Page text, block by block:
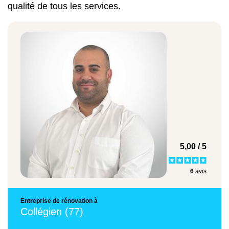
Réparation de la toiture d'un chalet
Démolition de murs porteurs
logement. Nous réalisons aussi, selon vos besoins,
de menuiserie,
d'installation de système de chauffage…
Il en est de même pour les travaux de finition
(peinture, carrelage, pose de revêtement au mur et
au sol, ravalement de façade…). Ces derniers sont
réalisés avec soin, de manière à correspondre avec
vos goûts et vos attentes techniques.
qualité de tous les services.
5,00 / 5
6 avis
Entreprise de rénovation à
Collégien (77)